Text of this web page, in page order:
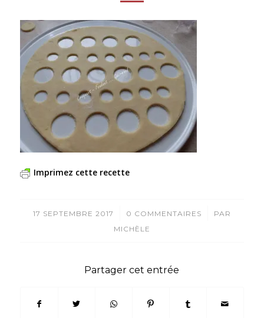
Imprimez cette recette
17 SEPTEMBRE 2017
/ 0 COMMENTAIRES
/
PAR
MICHÈLE
Partager cet entrée